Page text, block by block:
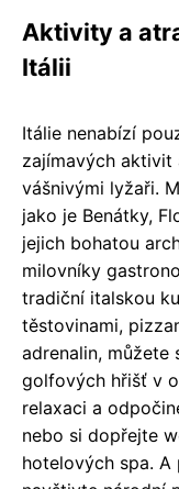
Aktivity a
Itálii
Itálie nenabízí
zajímavých aktivit
vášnivými lyžaři.
jako je Benátky,
jejich bohatou
milovníky
tradiční italskou
těstovinami,
adrenalin, můžete
golfových hřišť v
relaxaci a
nebo si dopřejte
hotelových spa.